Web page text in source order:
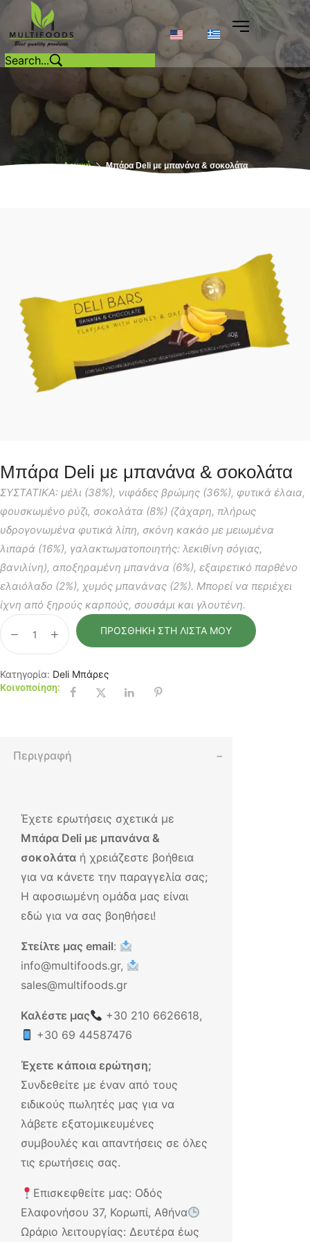
Αρχική Μπάρα Deli με μπανάνα & σοκολάτα
Μπάρα Deli με μπανάνα & σοκολάτα
ΣΥΣΤΑΤΙΚΑ: μέλι (38%), νιφάδες βρώμης (36%), φυτικά έλαια,
φουσκωμένο ρύζι, σοκολάτα (8%) (ζάχαρη, πλήρως
υδρογονωμένα φυτικά λίπη, σκόνη κακάο με μειωμένα
λιπαρά (16%), γαλακτωματοποιητής: λεκιθίνη σόγιας,
βανιλίνη), αποξηραμένη μπανάνα (6%), εξαιρετικό παρθένο
ελαιόλαδο (2%), χυμός μπανάνας (2%). Μπορεί να περιέχει
ίχνη από ξηρούς καρπούς, σουσάμι και γλουτένη.
ΠΡΟΣΘΉΚΗ ΣΤΗ ΛΊΣΤΑ ΜΟΥ
Κατηγορία: Deli Μπάρες
Κοινοποίηση:
Περιγραφή
Έχετε ερωτήσεις σχετικά με
Μπάρα Deli με μπανάνα &
σοκολάτα ή χρειάζεστε βοήθεια
για να κάνετε την παραγγελία σας;
Η αφοσιωμένη ομάδα μας είναι
εδώ για να σας βοηθήσει!
Στείλτε μας email:
info@multifoods.gr,
sales@multifoods.gr
Καλέστε μας +30 210 6626618,
+30 69 44587476
Έχετε κάποια ερώτηση;
Συνδεθείτε με έναν από τους
ειδικούς πωλητές μας για να
λάβετε εξατομικευμένες
συμβουλές και απαντήσεις σε όλες
τις ερωτήσεις σας.
Επισκεφθείτε μας: Οδός
Ελαφονήσου 37, Κορωπί, Αθήνα
Ωράριο λειτουργίας: Δευτέρα έως